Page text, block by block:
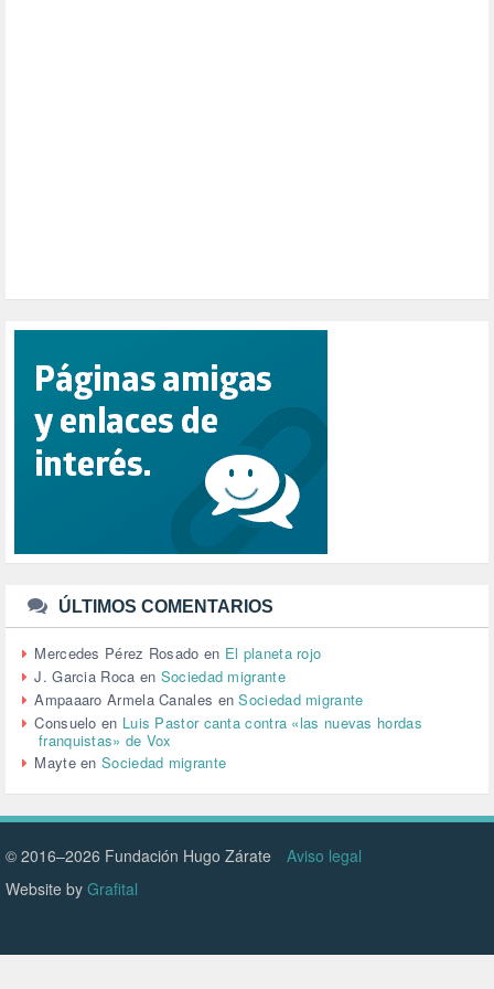
PUERTO DE VALENCIA (1)
RACISMO (1)
RELIGIÓN (114)
REPUBLICA (1)
SALUD (108)
SENSIBILIZACIÓN (576)
SINDICATOS (12)
TTIP (6)
URBANISMO (1)
URBANIZACIÓN (1)
VEJEZ (1)
VENEZUELA (3)
VENEZULA (1)
VIAJES (1)
VIOLENCIA (2)
VIOLENCIA DE GÉNERO (223)
VIVIENDA (9)
VOLODIMIR ZELENSKY (1)
ÚLTIMOS COMENTARIOS
Mercedes Pérez Rosado en El planeta rojo
J. Garcia Roca en Sociedad migrante
Ampaaaro Armela Canales enSociedad migrante
Consuelo en Luis Pastor canta contra «las nuevas hordas
franquistas» de Vox
MayteenSociedad migrante
© 2016–2026 Fundación Hugo Zárate
Aviso legal
Website by Grafital